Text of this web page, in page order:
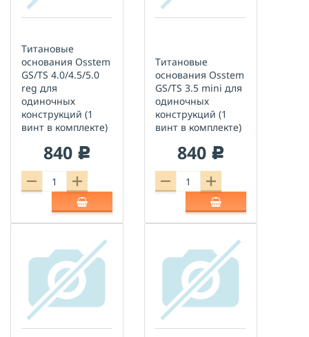
Титановые
основания Osstem
GS/TS 4.0/4.5/5.0
reg для
одиночных
конструкций (1
винт в комплекте)
840 c
Титановые
основания Osstem
GS/TS 3.5 mini для
одиночных
конструкций (1
винт в комплекте)
840 c